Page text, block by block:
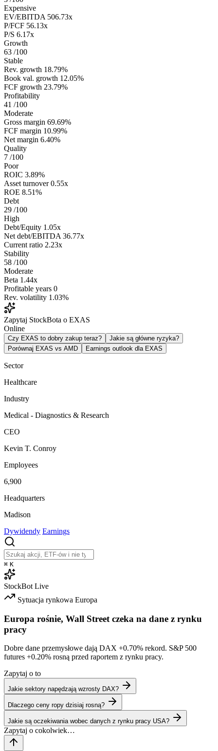
Expensive
EV/EBITDA 506.73x
P/FCF 56.13x
P/S 6.17x
Growth
63 /100
Stable
Rev. growth 18.79%
Book val. growth 12.05%
FCF growth 23.79%
Profitability
41 /100
Moderate
Gross margin 69.69%
FCF margin 10.99%
Net margin 6.40%
Quality
7 /100
Poor
ROIC 3.89%
Asset turnover 0.55x
ROE 8.51%
Debt
29 /100
High
Debt/Equity 1.05x
Net debt/EBITDA 36.77x
Current ratio 2.23x
Stability
58 /100
Moderate
Beta 1.44x
Profitable years 0
Rev. volatility 1.03%
Zapytaj StockBota o EXAS
Online
Czy EXAS to dobry zakup teraz?
Jakie są główne ryzyka?
Porównaj EXAS vs AMD
Earnings outlook dla EXAS
Sector
Healthcare
Industry
Medical - Diagnostics & Research
CEO
Kevin T. Conroy
Employees
6,900
Headquarters
Madison
Dywidendy Earnings
⌘ K
StockBot Live
Sytuacja rynkowa Europa
Europa rośnie, Wall Street czeka na dane z rynku
pracy
Dobre dane przemysłowe dają DAX +0.70% rekord. S&P 500
futures +0.20% rosną przed raportem z rynku pracy.
Zapytaj o to
Jakie sektory napędzają wzrosty DAX?
Dlaczego ceny ropy dzisiaj rosną?
Jakie są oczekiwania wobec danych z rynku pracy USA?